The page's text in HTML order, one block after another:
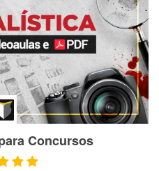
Concursos